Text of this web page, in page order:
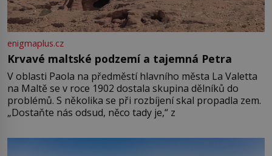
enigmaplus.cz
Krvavé maltské podzemí a tajemná Petra
V oblasti Paola na předměstí hlavního města La Valetta
na Maltě se v roce 1902 dostala skupina dělníků do
problémů. S několika se při rozbíjení skal propadla zem.
„Dostaňte nás odsud, něco tady je,“ z